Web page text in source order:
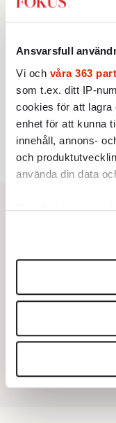
Ansvarsfull
Vi och våra 363
som t.ex. ditt IP-
cookies för att lagra
enhet för att kunna
innehåll, annons-
och
använda din data
Ta reda på mer om
Du kan ändra eller
helst från cookie-
Vi använder
för sociala medier
vidarebefordrar
information från din
annons- och
vänstern för
STICKET
UTRIKES
4.Därför liknar
Av: Bengt Jangfeldt
5.Frans
franska
STICKET
6. Johan Romin: